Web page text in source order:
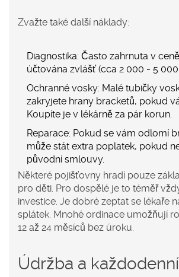
Zvažte také další náklady:
Diagnostika: Často zahrnuta v
účtována zvlášť (cca 2 000 - 5 000
Ochranné vosky: Malé tubičky
zakryjete hrany bracketů, pokud
Koupíte je v lékárně za pár korun.
Reparace: Pokud se vám odlomí
může stát extra poplatek, pokud
původní smlouvy.
Některé pojišťovny hradí pouze
pro děti. Pro dospělé je to téměř
investice. Je dobré zeptat se lékaře
splátek. Mnohé ordinace umožňují
12 až 24 měsíců bez úroku.
Údržba a